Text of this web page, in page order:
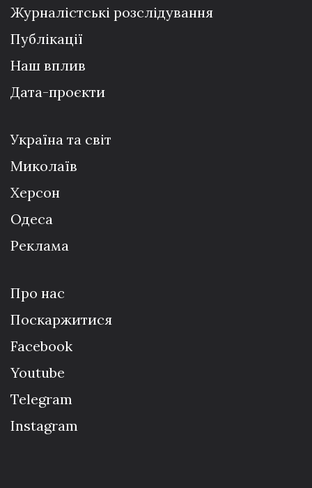
Журналістські розслідування
Публікації
Наш вплив
Дата-проєкти
Україна та світ
Миколаїв
Херсон
Одеса
Реклама
Про нас
Поскаржитися
Facebook
Youtube
Telegram
Instagram